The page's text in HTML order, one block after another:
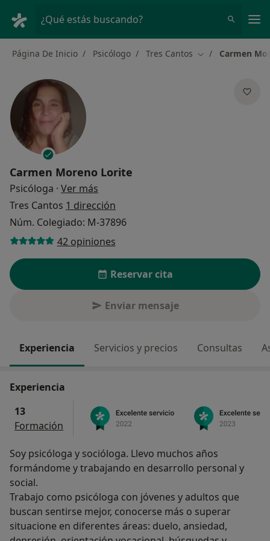
¿Qué estás buscando?
Página De Inicio Psicólogo Tres Cantos Cambiar de
Carmen
Carmen Moreno Lorite
Psicóloga · Ver más
Tres Cantos 1 dirección
Núm. Colegiado: M-37896
42 opiniones
Reservar cita
Enviar mensaje
Experiencia Servicios y precios Consultas
Experiencia
13
Formación
Soy psicóloga y socióloga. Llevo muchos años
formándome y trabajando en desarrollo personal y
social.
Trabajo como psicóloga con jóvenes y adultos que
buscan sentirse mejor, conocerse más o superar
situacione en diferentes áreas: duelo, ansiedad,